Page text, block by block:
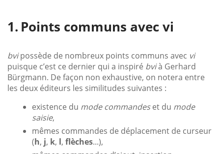
Points communs avec vi
bvipossède de nombreux points communs avec vi
puisque c’est ce dernier qui a inspiré bvià Gerhard
Bürgmann. De façon non exhaustive, on notera entre
les deux éditeurs les similitudes suivantes :
existence du mode commandeset du mode
saisie,
mêmes commandes de déplacement de curseur
(h, j, k, l, flèches...),